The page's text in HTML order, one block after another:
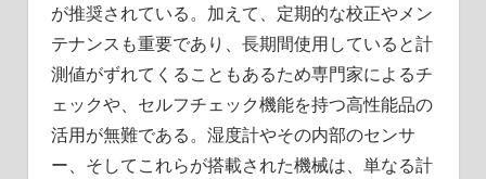
が推奨されている。加えて、定期的な校正やメン
テナンスも重要であり、長期間使用していると計
測値がずれてくることもあるため専門家によるチ
ェックや、セルフチェック機能を持つ高性能品の
活用が無難である。湿度計やその内部のセンサ
ー、そしてこれらが搭載された機械は、単なる計